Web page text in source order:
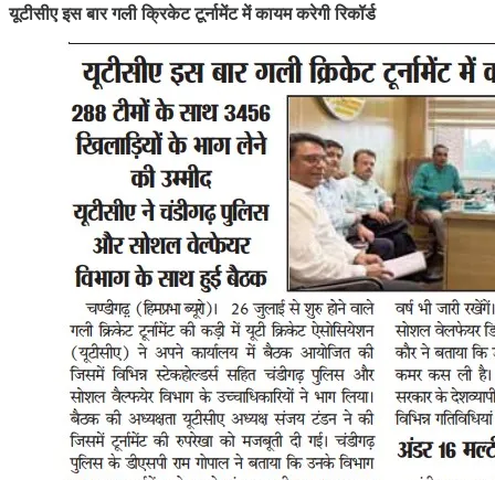
यूटीसीए इस बार गली क्रिकेट टूर्नामेंट में कायम करेगी रिकॉर्ड